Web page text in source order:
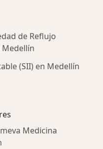
de Reflujo
Medellín
(SII) en Medellín
Medicina